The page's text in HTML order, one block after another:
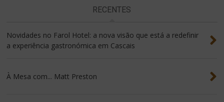
RECENTES
Novidades no Farol Hotel: a nova visão que está a redefinir
a experiência gastronómica em Cascais
À Mesa com... Matt Preston